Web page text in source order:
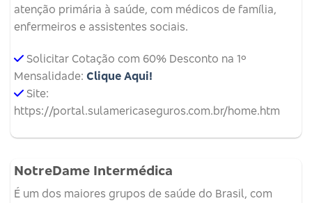
atenção primária à saúde, com médicos de família,
enfermeiros e assistentes sociais.
Solicitar Cotação com 60% Desconto na 1º
Mensalidade: Clique Aqui!
Site:
https://portal.sulamericaseguros.com.br/home.htm
NotreDame Intermédica
É um dos maiores grupos de saúde do Brasil, com